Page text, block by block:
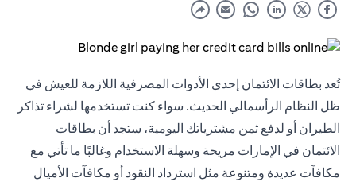
تُعد بطاقات الائتمان إحدى الأدوات المصرفية اللازمة للعيش في
ظل النظام الرأسمالي الحديث. سواء كنت تستخدمها لشراء تذاكر
الطيران أو لدفع ثمن مشترياتك اليومية، ستجد أن بطاقات
الائتمان في الإمارات مريحة وسهلة الاستخدام وغالبًا ما تأتي مع
مكافآت عديدة ومتنوعة مثل استرداد النقود أو مكافآت الأميال